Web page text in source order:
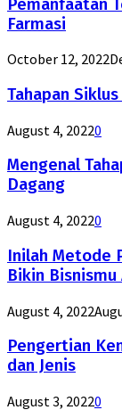
Pemanfaatan
Farmasi
October 12, 2022
Tahapan
August 4, 20220
Mengenal
Dagang
August 4, 20220
Inilah Metode
Bikin
August 4, 2022
Pengertian
dan Jenis
August 3, 20220